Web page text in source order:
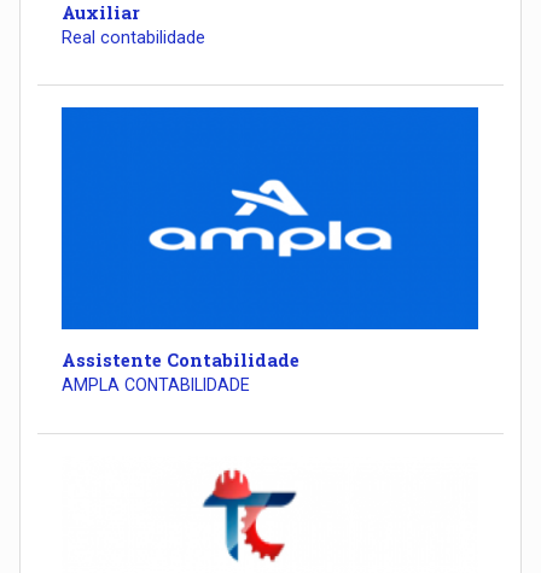
Auxiliar
Real contabilidade
Assistente Contabilidade
AMPLA CONTABILIDADE